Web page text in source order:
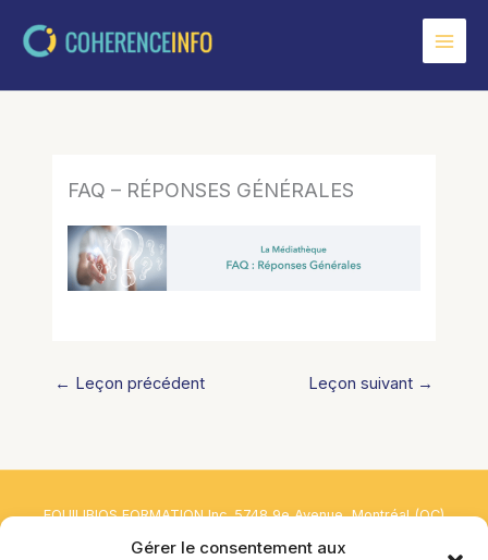
Gérer le consentement aux
FAQ – RÉPONSES GÉNÉRALES
← Leçon précédent Leçon suivant →
EQUILIBIOS FORMATION Inc. 5748 9e Avenue, Montréal (QC)
H1Y 2J9 Canada